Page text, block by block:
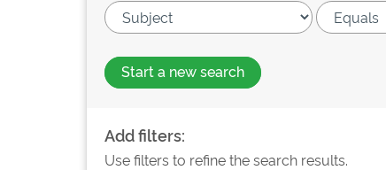
Start a new search
Add filters:
Use filters to refine the search results.